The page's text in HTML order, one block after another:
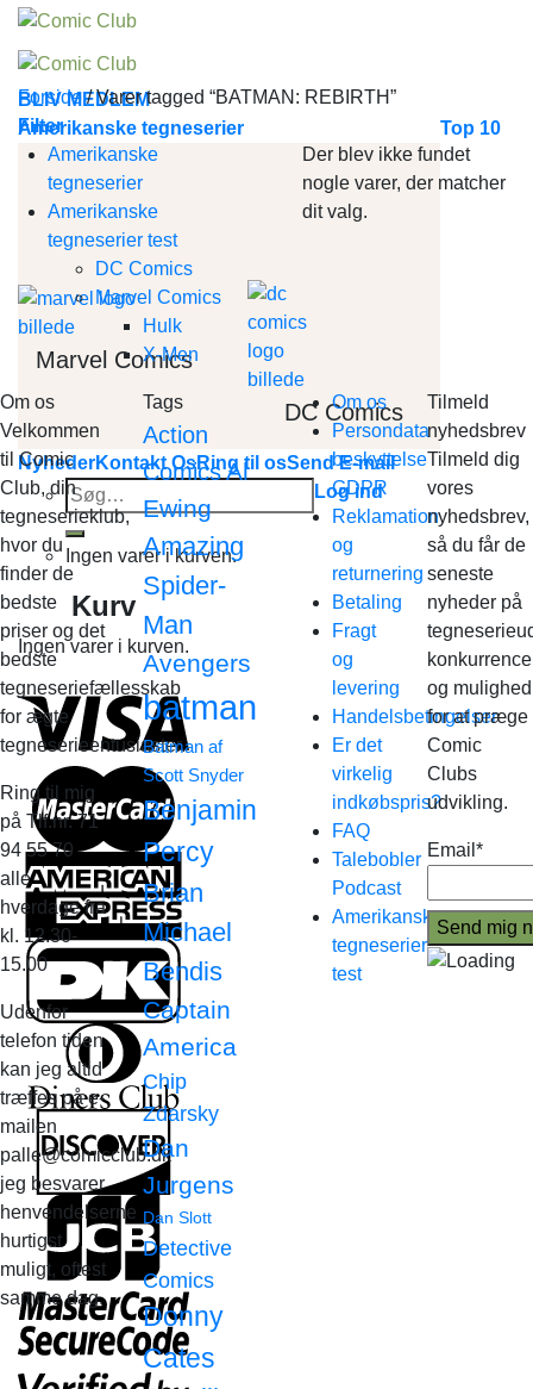
Skip
content
BLIV MEDLEM
Amerikanske tegneserier
Marvel Comics
DC Comics
Top 10
NyhederKontakt OsRing til osSend E-mail
Søg
efter:
Log ind
Ingen varer i kurven.
Kurv
Ingen varer i kurven.
Forside /Varer tagged “BATMAN: REBIRTH”
Filter
Amerikanske
tegneserier
Amerikanske
tegneserier test
DC Comics
Marvel Comics
Hulk
X-Men
Der blev ikke fundet
nogle varer, der matcher
dit valg.
Om os
Velkommen
til Comic
Club, din
tegneserieklub,
hvor du
finder de
bedste
priser og det
bedste
tegneseriefællesskab
for ægte
tegneserieentusiaster.
Ring til mig
på Tlf.nr. 71
94 55 70
alle
hverdage fra
kl. 12.30-
15.00
Udenfor
telefon tiden
kan jeg altid
træffes på e-
mailen
palle@comicclub.dk
jeg besvarer
henvendelserne
hurtigst
muligt, oftest
samme dag.
Tags
Action
ComicsAl
Ewing
Amazing
Spider-
Man
Avengers
batman
Batman af
Scott Snyder
Benjamin
Percy
Brian
Michael
Bendis
Captain
America
Chip
Zdarsky
Dan
Jurgens
Dan Slott
Detective
Comics
Donny
Cates
Om os
Persondata
beskyttelse
GDPR
Reklamation
og
returnering
Betaling
Fragt
og
levering
Handelsbetingelser
Er det
virkelig
indkøbspris?
FAQ
Talebobler
Podcast
Amerikanske
tegneserier
test
Tilmeld
nyhedsbrev
Tilmeld dig
vores
nyhedsbrev,
så du får de
seneste
nyheder på
og mulighed
for at præge
Comic
Clubs
udvikling.
Email*